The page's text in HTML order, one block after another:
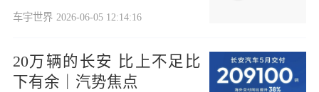
懂了吗？
车宇世界 2026-06-05 12:14:16
20万辆的长安 比上不足比
下有余｜汽势焦点